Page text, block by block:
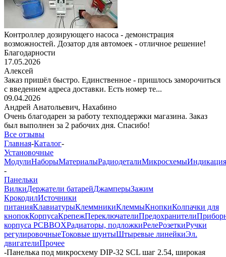
Контроллер дозирующего насоса - демонстрация
возможностей. Дозатор для автомоек - отличное решение!
Благодарности
17.05.2026
Алексей
Заказ пришёл быстро. Единственное - пришлось заморочиться
с введением адреса доставки. Есть номер те...
09.04.2026
Андрей Анатольевич, Нахабино
Очень благодарен за работу техподдержки магазина. Заказ
был выполнен за 2 рабочих дня. Спасибо!
Все отзывы
Главная-Каталог-
Установочные
МодулиНаборыМатериалыРадиодеталиМикросхемыИндикация
-
Панельки
ВилкиДержатели батарейДжамперыЗажим
КрокодилИсточники
питанияКлавиатурыКлеммникиКлеммыКнопкиКолпачки для
кнопокКорпусаКрепежПереключателиПредохранители
корпуса PCBBOXРадиаторы, подложкиРелеРозеткиРучки
регулировочныеТоковые шунтыШтыревые линейкиЭл.
двигателиПрочее
-Панелька под микросхему DIP-32 SCL шаг 2.54, широкая